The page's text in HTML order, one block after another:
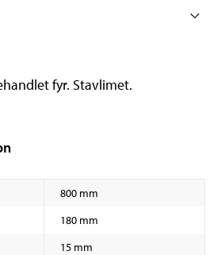
fyr. Stavlimet.
800 mm
180 mm
15 mm